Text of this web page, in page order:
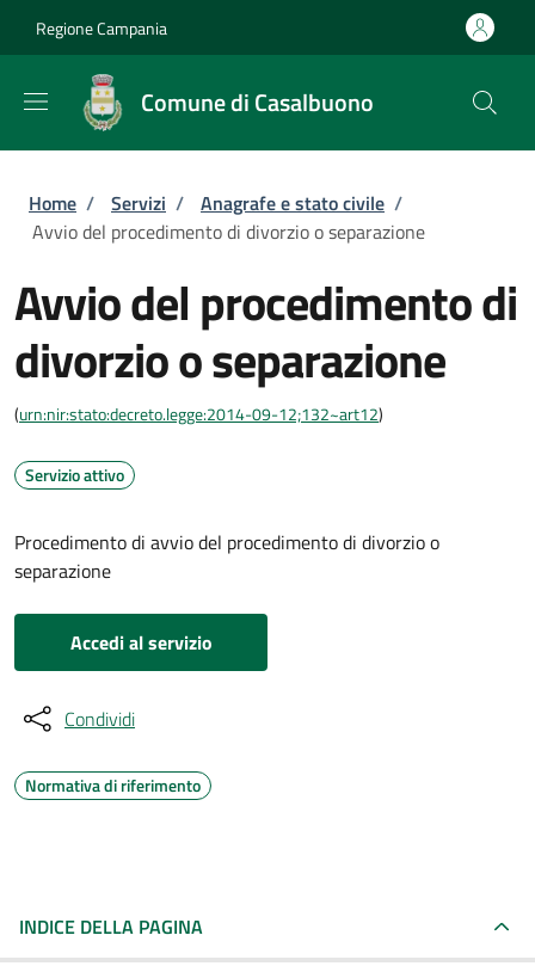
Regione Campania
Comune di Casalbuono
Briciole di pane
Home / Servizi / Anagrafe e stato civile /
Avvio del procedimento di divorzio o separazione
Avvio del procedimento di
divorzio o separazione
(urn:nir:stato:decreto.legge:2014-09-12;132~art12)
Servizio attivo
Procedimento di avvio del procedimento di divorzio o
separazione
Accedi al servizio
Condividi
Normativa di riferimento
INDICE DELLA PAGINA